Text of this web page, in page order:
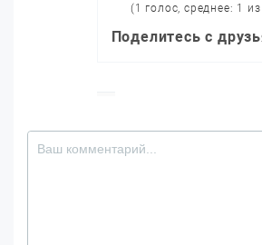
(1 голос, среднее: 1 из
Поделитесь с